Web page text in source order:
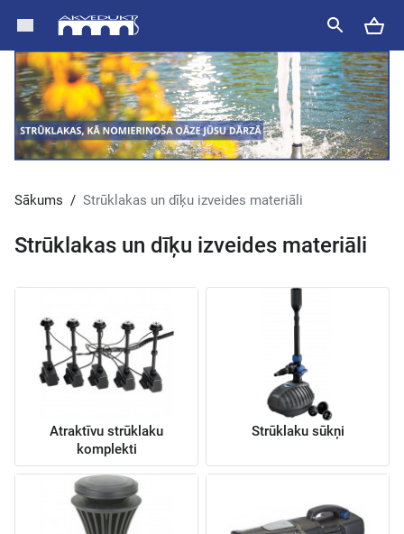
Sākums / Strūklakas un dīķu izveides materiāli
Strūklakas un dīķu izveides materiāli
Atraktīvu strūklaku
komplekti
Strūklaku sūkņi